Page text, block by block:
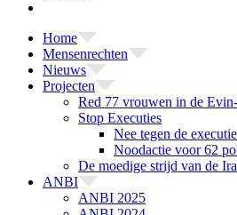
Home
Mensenrechten
Nieuws
Projecten
Red 77 vrouwen in de
Stop Executies
Nee tegen de executie
Noodactie voor 62
De moedige strijd van de
ANBI
ANBI 2025